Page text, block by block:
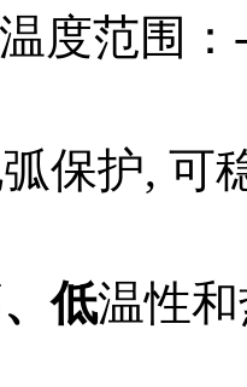
度范围：
保护, 可
、低温性